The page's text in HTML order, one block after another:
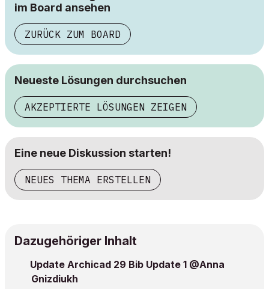
im Board ansehen
ZURÜCK ZUM BOARD
Neueste Lösungen durchsuchen
AKZEPTIERTE LÖSUNGEN ZEIGEN
Eine neue Diskussion starten!
NEUES THEMA ERSTELLEN
Dazugehöriger Inhalt
Update Archicad 29 Bib Update 1 @Anna
Gnizdiukh